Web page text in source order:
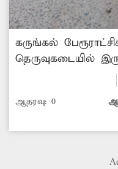
கருங்கல்
தெருவுகடையில்
சாலை உள்ளது.
பகுதியில்
குழியுமாக
நிலையில்
அடிக்கடி
ஆதரவு: 0